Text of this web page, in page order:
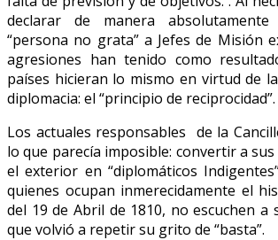
declarar de manera
“persona no grata” a Jefes de Misión
agresiones han tenido como
países hicieran lo mismo en virtud de
diplomacia: el “principio de reciprocidad”.
Los actuales responsables de la
lo que parecía imposible: convertir a
el exterior en “diplomáticos
quienes ocupan inmerecidamente el
del 19 de Abril de 1810, no escuchen a
que volvió a repetir su grito de “basta”.